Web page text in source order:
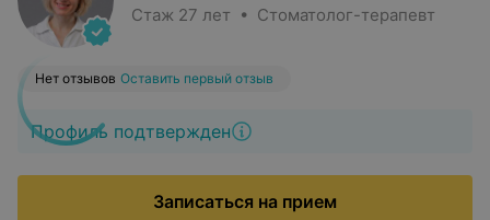
Стаж 27 лет • Стоматолог-терапевт
Профиль подтвержден
Нет отзывов Оставить первый отзыв
Записаться на прием